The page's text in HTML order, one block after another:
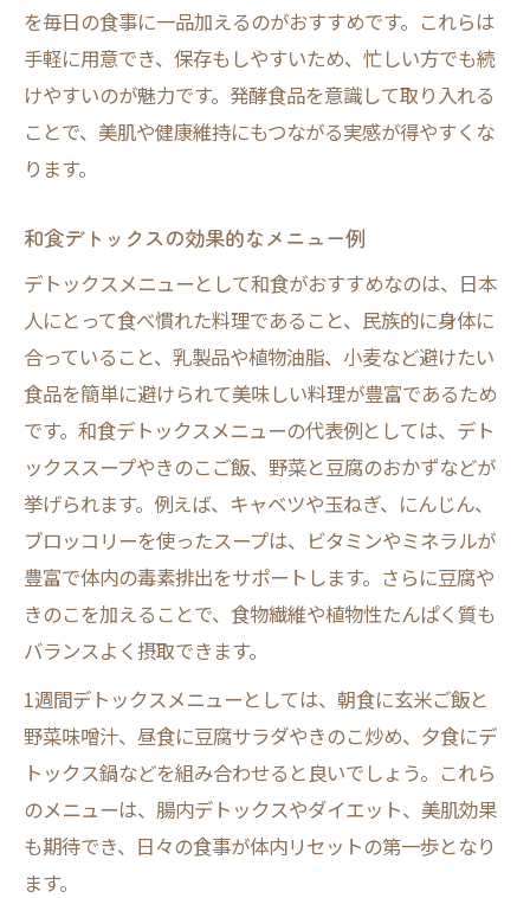
を毎日の食事に一品加えるのがおすすめです。これらは
手軽に用意でき、保存もしやすいため、忙しい方でも続
けやすいのが魅力です。発酵食品を意識して取り入れる
ことで、美肌や健康維持にもつながる実感が得やすくな
ります。
和食デトックスの効果的なメニュー例
デトックスメニューとして和食がおすすめなのは、日本
人にとって食べ慣れた料理であること、民族的に身体に
合っていること、乳製品や植物油脂、小麦など避けたい
食品を簡単に避けられて美味しい料理が豊富であるため
です。和食デトックスメニューの代表例としては、デト
ックススープやきのこご飯、野菜と豆腐のおかずなどが
挙げられます。例えば、キャベツや玉ねぎ、にんじん、
ブロッコリーを使ったスープは、ビタミンやミネラルが
豊富で体内の毒素排出をサポートします。さらに豆腐や
きのこを加えることで、食物繊維や植物性たんぱく質も
バランスよく摂取できます。
1週間デトックスメニューとしては、朝食に玄米ご飯と
野菜味噌汁、昼食に豆腐サラダやきのこ炒め、夕食にデ
トックス鍋などを組み合わせると良いでしょう。これら
のメニューは、腸内デトックスやダイエット、美肌効果
も期待でき、日々の食事が体内リセットの第一歩となり
ます。